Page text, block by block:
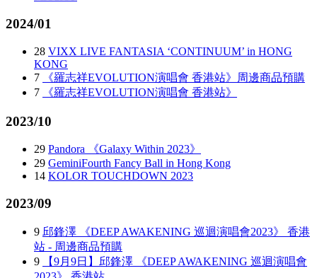
2024/01
28 VIXX LIVE FANTASIA ‘CONTINUUM’ in HONG
KONG
7
《羅志祥EVOLUTION演唱會 香港站》周邊商品預購
7
《羅志祥EVOLUTION演唱會 香港站》
2023/10
29 Pandora 《Galaxy Within 2023》
29 GeminiFourth Fancy Ball in Hong Kong
14 KOLOR TOUCHDOWN 2023
2023/09
9 邱鋒澤 《DEEP AWAKENING 巡迴演唱會2023》 香港
站 - 周邊商品預購
9
【9月9日】邱鋒澤 《DEEP AWAKENING 巡迴演唱會